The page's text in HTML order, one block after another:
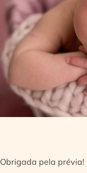
Obrigada pela prévia!